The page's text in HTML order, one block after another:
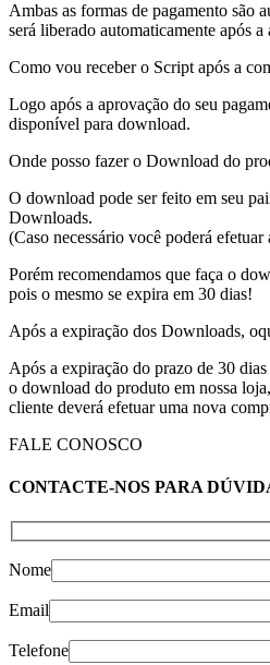
Ambas as formas de pagamento são
será liberado automaticamente após
Como vou receber o Script após a
Logo após a aprovação do seu
disponível para download.
Onde posso fazer o Download do
O download pode ser feito em seu
Downloads.
(Caso necessário você poderá
Porém recomendamos que faça o
pois o mesmo se expira em 30 dias!
Após a expiração dos Downloads,
Após a expiração do prazo de 30
o download do produto em nossa
cliente deverá efetuar uma nova
FALE CONOSCO
CONTACTE-NOS PARA
Nome
Email
Telefone